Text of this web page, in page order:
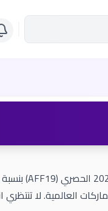
العالمية. لا تنتظري